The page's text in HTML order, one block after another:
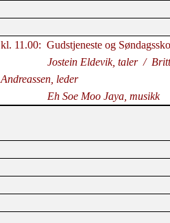
kl. 11.00: Gudstjeneste og
Jostein Eldevik, taler /
Andreassen, leder
Eh Soe Moo Jaya, musikk